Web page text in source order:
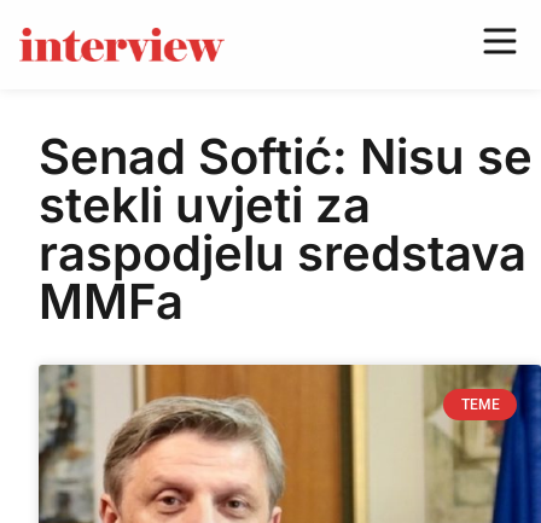
Senad Softić: Nisu se
stekli uvjeti za
raspodjelu sredstava
MMFa
TEME